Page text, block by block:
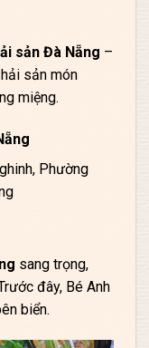
sản Đà Nẵng –
sản món
miệng.
Phường
sang trọng,
đây, Bé Anh
biển.